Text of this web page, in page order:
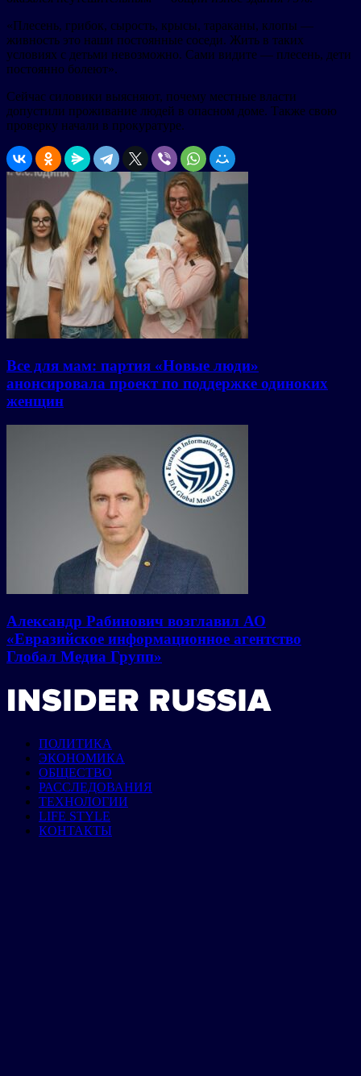
«Плесень, грибок, сырость, крысы, тараканы, клопы —
живность это наши постоянные соседи. Жить в таких
условиях с детьми невозможно. Сами видите — плесень, дети
постоянно болеют».
Сейчас силовики выясняют, почему местные власти
допустили проживание людей в опасном доме. Также свою
проверку начали в прокуратуре.
Все для мам: партия «Новые люди»
анонсировала проект по поддержке одиноких
женщин
Александр Рабинович возглавил АО
«Евразийское информационное агентство
Глобал Медиа Групп»
ПОЛИТИКА
ЭКОНОМИКА
ОБЩЕСТВО
РАССЛЕДОВАНИЯ
ТЕХНОЛОГИИ
LIFE STYLE
КОНТАКТЫ